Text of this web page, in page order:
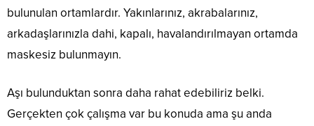
bulunulan ortamlardır. Yakınlarınız, akrabalarınız,
arkadaşlarınızla dahi, kapalı, havalandırılmayan ortamda
maskesiz bulunmayın.
Aşı bulunduktan sonra daha rahat edebiliriz belki.
Gerçekten çok çalışma var bu konuda ama şu anda